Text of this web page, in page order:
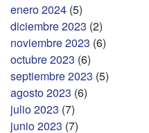
enero 2024 (5)
diciembre 2023 (2)
noviembre 2023 (6)
octubre 2023 (6)
septiembre 2023 (5)
agosto 2023 (6)
julio 2023 (7)
junio 2023 (7)